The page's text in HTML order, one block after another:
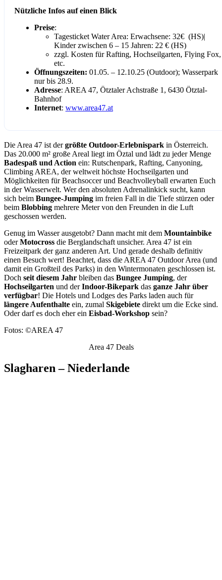
Nützliche Infos auf einen Blick
Preise:
Tagesticket Water Area: Erwachsene: 32€ (HS)|
Kinder zwischen 6 – 15 Jahren: 22 € (HS)
zzgl. Kosten für Rafting, Hochseilgarten, Flying Fox,
etc.
Öffnungszeiten: 01.05. – 12.10.25 (Outdoor); Wasserpark
nur bis 28.9.
Adresse: AREA 47, Ötztaler Achstraße 1, 6430 Ötztal-
Bahnhof
Internet: www.area47.at
Die Area 47 ist dergrößte Outdoor-Erlebnispark in Österreich.
Das 20.000 m² große Areal liegt im Öztal und lädt zu jeder Menge
Badespaß und Action ein: Rutschenpark, Rafting, Canyoning,
Climbing AREA, der weltweit höchste Hochseilgarten und
Möglichkeiten für Beachsoccer und Beachvolleyball erwarten Euch
in der Wasserwelt. Wer den absoluten Adrenalinkick sucht, kann
sich beim Bungee-Jumping im freien Fall in die Tiefe stürzen oder
beim Blobbing mehrere Meter von den Freunden in die Luft
geschossen werden.
Genug im Wasser ausgetobt? Dann macht mit dem Mountainbike
oderMotocross die Berglandschaft unsicher. Area 47 ist ein
Freizeitpark der ganz anderen Art. Und gerade deshalb definitiv
einen Besuch wert! Beachtet, dass die AREA 47 Outdoor Area (und
damit ein Großteil des Parks) in den Wintermonaten geschlossen ist.
Doch seit diesem Jahr bleiben das Bungee Jumping, der
Hochseilgarten und derIndoor-Bikepark das ganze Jahr über
verfügbar! Die Hotels und Lodges des Parks laden auch für
längere Aufenthalte ein, zumal Skigebiete direkt um die Ecke sind.
Oder darf es doch eher ein Eisbad-Workshop sein?
Fotos: ©AREA 47
Area 47 Deals
Slagharen – Niederlande